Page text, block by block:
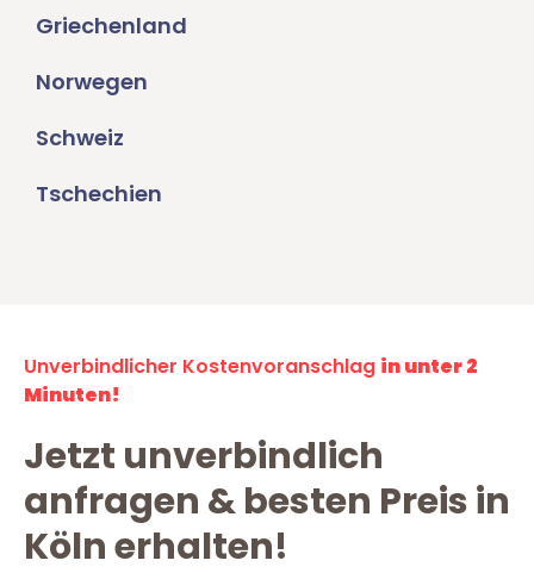
Griechenland
Norwegen
Schweiz
Tschechien
Unverbindlicher Kostenvoranschlag in unter 2
Minuten!
Jetzt unverbindlich
anfragen & besten Preis in
Köln erhalten!